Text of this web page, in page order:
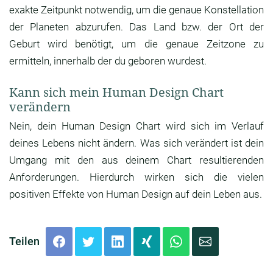
exakte Zeitpunkt notwendig, um die genaue Konstellation
der Planeten abzurufen. Das Land bzw. der Ort der
Geburt wird benötigt, um die genaue Zeitzone zu
ermitteln, innerhalb der du geboren wurdest.
Kann sich mein Human Design Chart
verändern
Nein, dein Human Design Chart wird sich im Verlauf
deines Lebens nicht ändern. Was sich verändert ist dein
Umgang mit den aus deinem Chart resultierenden
Anforderungen. Hierdurch wirken sich die vielen
positiven Effekte von Human Design auf dein Leben aus.
Teilen